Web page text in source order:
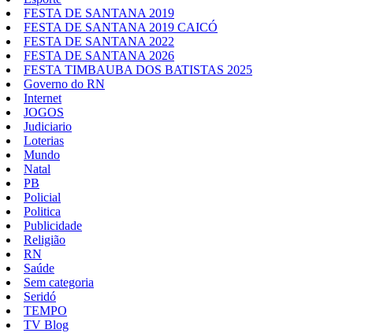
FESTA DE SANTANA 2019
FESTA DE SANTANA 2019 CAICÓ
FESTA DE SANTANA 2022
FESTA DE SANTANA 2026
FESTA TIMBAUBA DOS BATISTAS 2025
Governo do RN
Internet
JOGOS
Judiciario
Loterias
Mundo
Natal
PB
Policial
Politica
Publicidade
Religião
RN
Saúde
Sem categoria
Seridó
TEMPO
TV Blog